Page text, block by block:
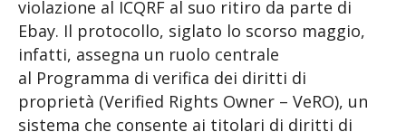
violazione al ICQRF al suo ritiro da parte di
Ebay. Il protocollo, siglato lo scorso maggio,
infatti, assegna un ruolo centrale
al Programma di verifica dei diritti di
proprietà (Verified Rights Owner – VeRO), un
sistema che consente ai titolari di diritti di